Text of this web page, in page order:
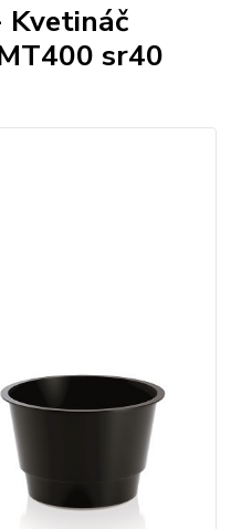
Kvetináč
sr40